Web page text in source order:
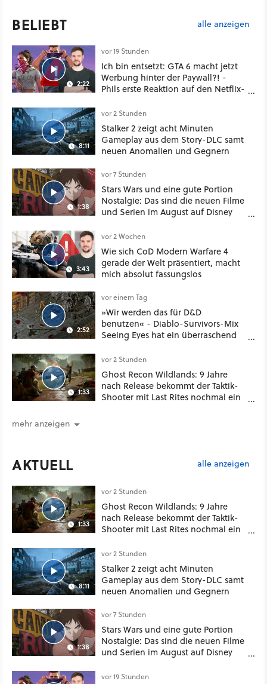
BELIEBT alle anzeigen
2:22
vor 19 Stunden
Ich bin entsetzt: GTA 6 macht jetzt
Werbung hinter der Paywall?! -
Phils erste Reaktion auf den Netflix-
8:11
vor 2 Stunden
Stalker 2 zeigt acht Minuten
Gameplay aus dem Story-DLC samt
neuen Anomalien und Gegnern
1:38
vor 7 Stunden
Stars Wars und eine gute Portion
Nostalgie: Das sind die neuen Filme
und Serien im August auf Disney
3:43
vor 2 Wochen
Wie sich CoD Modern Warfare 4
gerade der Welt präsentiert, macht
mich absolut fassungslos
2:52
vor einem Tag
»Wir werden das für D&D
benutzen« - Diablo-Survivors-Mix
Seeing Eyes hat ein überraschend
1:33
vor 2 Stunden
Ghost Recon Wildlands: 9 Jahre
nach Release bekommt der Taktik-
Shooter mit Last Rites nochmal ein
mehr anzeigen
AKTUELL alle anzeigen
1:33
vor 2 Stunden
Ghost Recon Wildlands: 9 Jahre
nach Release bekommt der Taktik-
Shooter mit Last Rites nochmal ein
8:11
vor 2 Stunden
Stalker 2 zeigt acht Minuten
Gameplay aus dem Story-DLC samt
neuen Anomalien und Gegnern
1:38
vor 7 Stunden
Stars Wars und eine gute Portion
Nostalgie: Das sind die neuen Filme
und Serien im August auf Disney
vor 19 Stunden